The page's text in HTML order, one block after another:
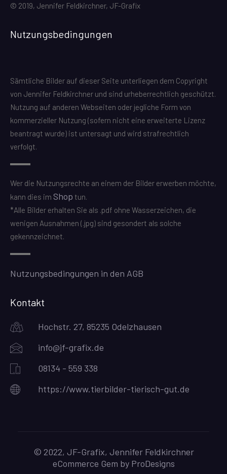
© 2019, Jennifer Feldkirchner, JF-Grafix
Nutzungsbedingungen
Sämtliche Bilder auf dieser Seite unterliegen dem Copyright
von Jennifer Feldkirchner und sind urheberrechtlich geschützt.
Nutzung auf anderen Webseiten oder jegliche Form von
kommerzieller Nutzung (sofern nicht eine erweiterte Lizenz
beantragt wurde) ist untersagt und wird strafrechtlich
verfolgt.
Wer die Nutzungsrechte an einem der Bilder erwerben möchte,
kann dies im Shop tun.
*Alle Bilder erhalten Sie als .pdf ohne Wasserzeichen, die
wenigen Ausnahmen (.jpg) sind gesondert als solche
gekennzeichnet.
Nutzungsbedingungen in den AGB
Kontakt
Hochstr. 27, 85235 Odelzhausen
info@jf-grafix.de
08134 - 559 338
https://www.tierbilder-tierisch-gut.de
© 2022, JF-Grafix, Jennifer Feldkirchner
eCommerce Gem by ProDesigns